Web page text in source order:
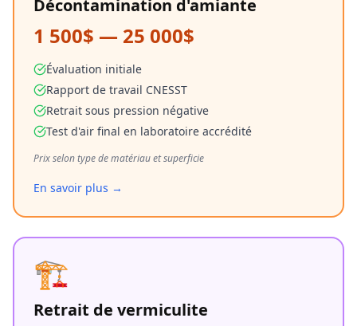
Décontamination d'amiante
1 500$ — 25 000$
Évaluation initiale
Rapport de travail CNESST
Retrait sous pression négative
Test d'air final en laboratoire accrédité
Prix selon type de matériau et superficie
En savoir plus →
🏗️
Retrait de vermiculite